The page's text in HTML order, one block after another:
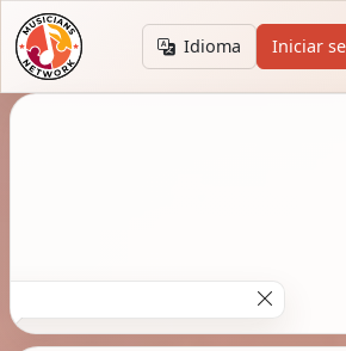
Idioma Iniciar